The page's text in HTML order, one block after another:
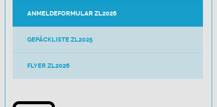
ANMELDEFORMULAR ZL2026
GEPÄCKLISTE ZL2025
FLYER ZL2026